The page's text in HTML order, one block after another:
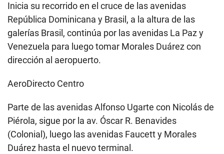
Inicia su recorrido en el cruce de las avenidas
República Dominicana y Brasil, a la altura de las
galerías Brasil, continúa por las avenidas La Paz y
Venezuela para luego tomar Morales Duárez con
dirección al aeropuerto.
AeroDirecto Centro
Parte de las avenidas Alfonso Ugarte con Nicolás de
Piérola, sigue por la av. Óscar R. Benavides
(Colonial), luego las avenidas Faucett y Morales
Duárez hasta el nuevo terminal.